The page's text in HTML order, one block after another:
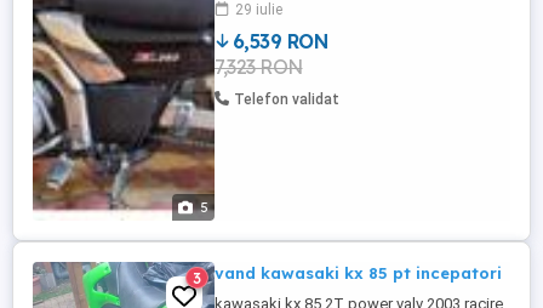
5
29 iulie
6,539 RON
7,323 RON
Telefon validat
3 vand kawasaki kx 85 pt incepatori
kawasaki kx 85 2T power valv 2003 racire